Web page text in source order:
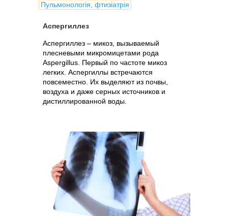
Пульмонологія, фтизіатрія
Аспергиллез
Аспергиллез – микоз, вызываемый
плесневыми микромицетами рода
Aspergillus. Первый по частоте микоз
легких. Аспергиллы встречаются
повсеместно. Их выделяют из почвы,
воздуха и даже серных источников и
дистиллированной воды.